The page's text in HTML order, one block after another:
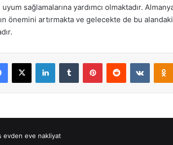
sağlamalarına yardımcı olmaktadır.
önemini artırmakta ve gelecekte de bu
Facebook
X LinkedInTumblr PinterestReddit
evden eve nakliyat